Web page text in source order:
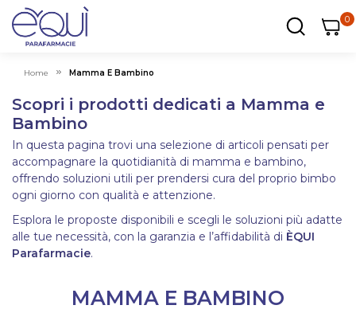
00
Home Mamma E Bambino
Scopri i prodotti dedicati a Mamma e
Bambino
In questa pagina trovi una selezione di articoli pensati per
accompagnare la quotidianità di mamma e bambino,
offrendo soluzioni utili per prendersi cura del proprio bimbo
ogni giorno con qualità e attenzione.
Esplora le proposte disponibili e scegli le soluzioni più adatte
alle tue necessità, con la garanzia e l’affidabilità di ÈQUI
Parafarmacie.
MAMMA E BAMBINO